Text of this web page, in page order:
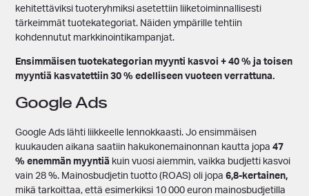
kehitettäviksi tuoteryhmiksi asetettiin liiketoiminnallisesti
tärkeimmät tuotekategoriat. Näiden ympärille tehtiin
kohdennutut markkinointikampanjat.
Ensimmäisen tuotekategorian myynti kasvoi + 40 % ja toisen
myyntiä kasvatettiin 30 % edelliseen vuoteen verrattuna.
Google Ads
Google Ads lähti liikkeelle lennokkaasti. Jo ensimmäisen
kuukauden aikana saatiin hakukonemainonnan kautta jopa47
% enemmän myyntiä kuin vuosi aiemmin, vaikka budjetti kasvoi
vain 28 %. Mainosbudjetin tuotto (ROAS) oli jopa6,8-kertainen,
mikä tarkoittaa, että esimerkiksi 10 000 euron mainosbudjetilla